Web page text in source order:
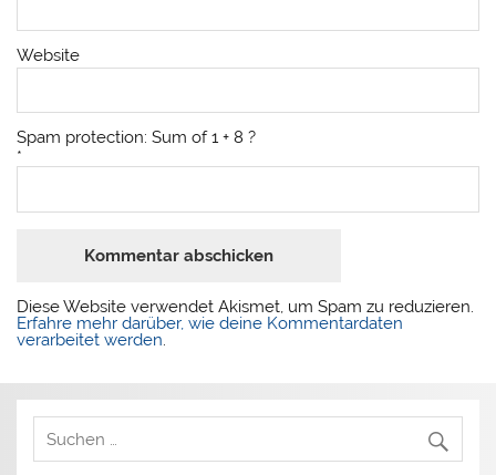
Website
Spam protection: Sum of 1 + 8 ?
*
Diese Website verwendet Akismet, um Spam zu reduzieren.
Erfahre mehr darüber, wie deine Kommentardaten
verarbeitet werden.